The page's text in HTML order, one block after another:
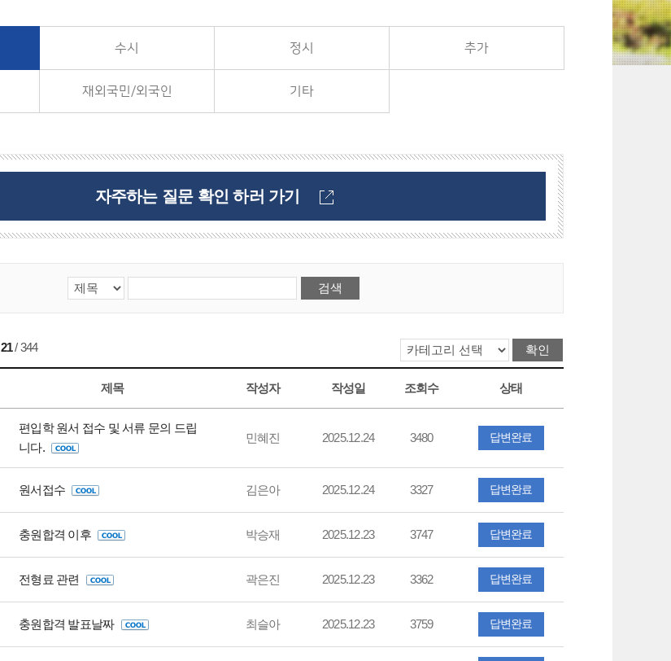
수시 정시 추가
재외국민/외국인 기타
자주하는 질문 확인 하러 가기
21/ 344
제목 작성자 작성일 조회수 상태
편입학 원서 접수 및 서류 문의 드립
니다.
민혜진 2025.12.24 3480 답변완료
원서접수 김은아 2025.12.24 3327 답변완료
충원합격 이후 박승재 2025.12.23 3747 답변완료
전형료 관련 곽은진 2025.12.23 3362 답변완료
충원합격 발표날짜 최슬아 2025.12.23 3759 답변완료